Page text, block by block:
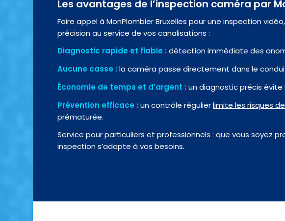
Les avantages de l’inspection caméra par
Faire appel à MonPlombier Bruxelles pour une inspection
précision au service de vos canalisations :
Diagnostic rapide et fiable : détection immédiate des
Aucune casse : la caméra passe directement dans le
Économie de temps et d’argent : un diagnostic précis évite
Prévention efficace : un contrôle régulierlimite les risques
prématurée.
Service pour particuliers et professionnels : que vous soyez
inspection s’adapte à vos besoins.